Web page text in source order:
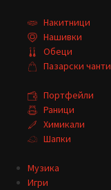
Накитници
Нашивки
Обеци
Пазарски чанти
Портфейли
Раници
Химикали
Шапки
Музика
Игри